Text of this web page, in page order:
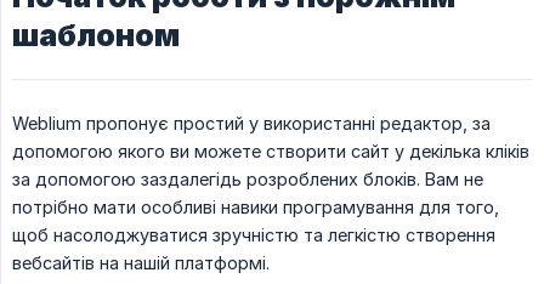
шаблоном
Weblium пропонує простий у використанні редактор, за
допомогою якого ви можете створити сайт у декілька кліків
за допомогою заздалегідь розроблених блоків. Вам не
потрібно мати особливі навики програмування для того,
щоб насолоджуватися зручністю та легкістю створення
вебсайтів на нашій платформі.